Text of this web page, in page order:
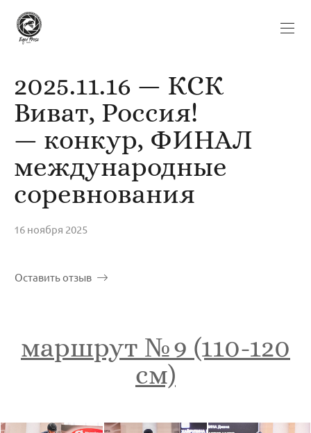
2025.11.16 — КСК
Виват, Россия!
— конкур, ФИНАЛ
международные
соревнования
16 ноября 2025
Оставить отзыв
маршрут № 9 (110-120
см)